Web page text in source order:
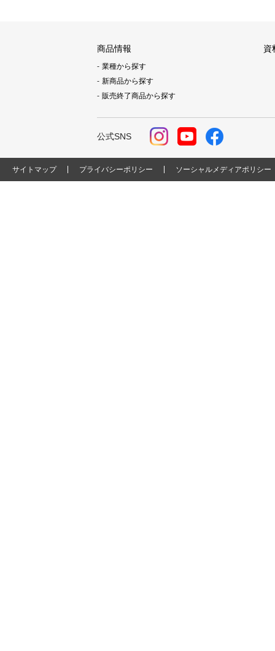
商品情報
業種から探す
新商品から探す
販売終了商品から探す
資
公式SNS
サイトマップ プライバシーポリシー ソーシャルメディアポリシー